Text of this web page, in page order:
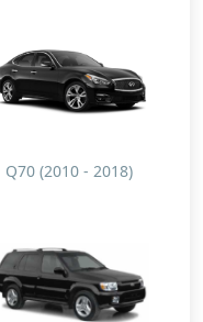
Q70 (2010 - 2018)